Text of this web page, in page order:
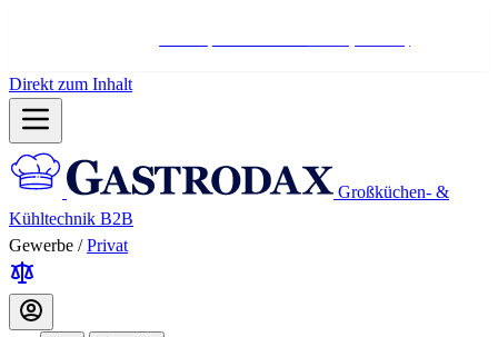
Direkt zum Inhalt
Großküchen- &
Kühltechnik B2B
Gewerbe / Privat